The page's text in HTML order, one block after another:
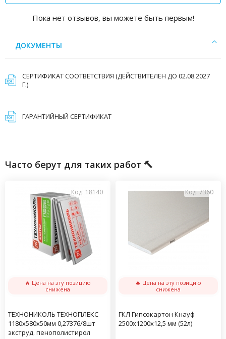
Пока нет отзывов, вы можете быть первым!
ДОКУМЕНТЫ
СЕРТИФИКАТ СООТВЕТСТВИЯ (ДЕЙСТВИТЕЛЕН ДО 02.08.2027
Г.)
ГАРАНТИЙНЫЙ СЕРТИФИКАТ
Часто берут для таких работ 🔨
Код: 18140
🔥 Цена на эту позицию
снижена
ТЕХНОНИКОЛЬ ТЕХНОПЛЕКС
1180х580х50мм 0,27376/8шт
экструд. пенополистирол
Код: 7360
🔥 Цена на эту позицию
снижена
ГКЛ Гипсокартон Кнауф
2500х1200х12,5 мм (52л)